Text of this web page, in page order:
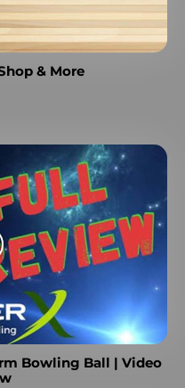
& More
Bowling Ball | Video